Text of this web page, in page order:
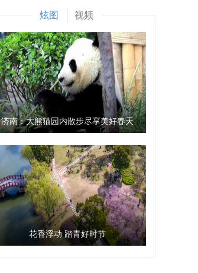
炫图 视频
济南：大熊猫园内散步尽享美好春天
花香浮动 踏青好时节